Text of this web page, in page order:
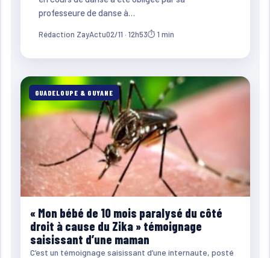
professeure de danse à…
Rédaction ZayActu02/11 · 12h53⏱ 1 min
GUADELOUPE & GUYANE
« Mon bébé de 10 mois paralysé du côté
droit à cause du Zika » témoignage
saisissant d’une maman
C’est un témoignage saisissant d’une internaute, posté